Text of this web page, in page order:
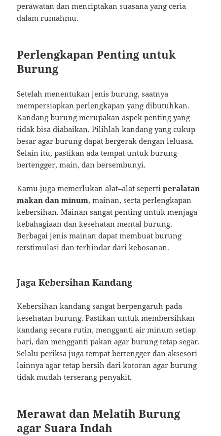
perawatan dan menciptakan suasana yang ceria
dalam rumahmu.
Perlengkapan Penting untuk
Burung
Setelah menentukan jenis burung, saatnya
mempersiapkan perlengkapan yang dibutuhkan.
Kandang burung merupakan aspek penting yang
tidak bisa diabaikan. Pilihlah kandang yang cukup
besar agar burung dapat bergerak dengan leluasa.
Selain itu, pastikan ada tempat untuk burung
bertengger, main, dan bersembunyi.
Kamu juga memerlukan alat–alat sepertiperalatan
makan dan minum, mainan, serta perlengkapan
kebersihan. Mainan sangat penting untuk menjaga
kebahagiaan dan kesehatan mental burung.
Berbagai jenis mainan dapat membuat burung
terstimulasi dan terhindar dari kebosanan.
Jaga Kebersihan Kandang
Kebersihan kandang sangat berpengaruh pada
kesehatan burung. Pastikan untuk membersihkan
kandang secara rutin, mengganti air minum setiap
hari, dan mengganti pakan agar burung tetap segar.
Selalu periksa juga tempat bertengger dan aksesori
lainnya agar tetap bersih dari kotoran agar burung
tidak mudah terserang penyakit.
Merawat dan Melatih Burung
agar Suara Indah